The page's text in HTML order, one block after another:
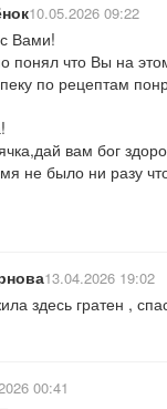
10.05.2026 09:22
Вами!
понял что Вы на
по рецептам
вам бог
не было ни разу
13.04.2026 19:02
здесь гратен ,
00:41